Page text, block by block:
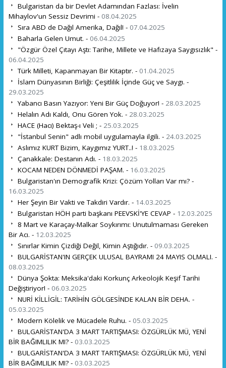
Bulgaristan da bir Devlet Adamından Fazlası: İvelin
Mihaylov'un Sessiz Devrimi - 08.04.2025
Sıra ABD de Dağıl Amerika, Dağıl! - 07.04.2025
Baharla Gelen Umut. - 06.04.2025
"Özgür Özel Çıtayı Aştı: Tarihe, Millete ve Hafızaya Saygısızlık" -
06.04.2025
Türk Milleti, Kapanmayan Bir Kitaptır. - 01.04.2025
İslam Dünyasının Birliği: Çeşitlilik İçinde Güç ve Saygı. -
29.03.2025
Yabancı Basın Yazıyor: Yeni Bir Güç Doğuyor! - 28.03.2025
Helalın Adı Kaldı, Onu Gören Yok. - 28.03.2025
HACE (Hacı) Bektaş-ı Veli ; - 25.03.2025
"İstanbul Senin" adlı mobil uygulamayla ilgili. - 24.03.2025
Aslımız KURT Bizim, Kaygımız YURT..! - 18.03.2025
Çanakkale: Destanın Adı. - 18.03.2025
KOCAM NEDEN DÖNMEDİ PAŞAM. - 16.03.2025
Bulgaristan'ın Demografik Krizi: Çözüm Yolları Var mı? -
16.03.2025
Her Şeyin Bir Vakti ve Takdiri Vardır. - 14.03.2025
Bulgaristan HÖH parti başkanı PEEVSKİ'YE CEVAP - 12.03.2025
8 Mart ve Karaçay-Malkar Soykırımı: Unutulmaması Gereken
Bir Acı. - 12.03.2025
Sınırlar Kimin Çizdiği Değil, Kimin Aştığıdır. - 09.03.2025
BULGARİSTAN'IN GERÇEK ULUSAL BAYRAMI 24 MAYIS OLMALI. -
08.03.2025
Dünya Şokta: Meksika'daki Korkunç Arkeolojik Keşif Tarihi
Değiştiriyor! - 06.03.2025
NURİ KİLLİGİL: TARİHİN GÖLGESİNDE KALAN BİR DEHA. -
05.03.2025
Modern Kölelik ve Mücadele Ruhu. - 05.03.2025
BULGARİSTAN'DA 3 MART TARTIŞMASI: ÖZGÜRLÜK MÜ, YENİ
BİR BAĞIMLILIK MI? - 03.03.2025
BULGARİSTAN'DA 3 MART TARTIŞMASI: ÖZGÜRLÜK MÜ, YENİ
BİR BAĞIMLILIK MI? - 03.03.2025